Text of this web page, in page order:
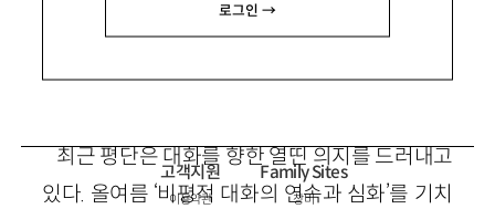
로그인 →
최근 평단은 대화를 향한 열띤 의지를 드러내고
있다. 올여름 ‘비평적 대화의 연속과 심화’를 기치
고객지원
이용약관
Family Sites
창비